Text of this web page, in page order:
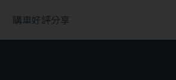
購車好評分享